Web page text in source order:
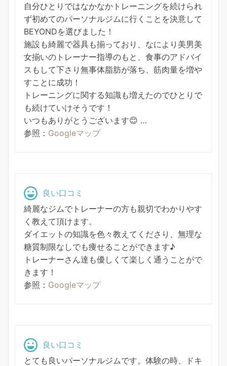
自分ひとりではなかなかトレーニングを続けられ
ず初めてのパーソナルジムに行くことを決意して
BEYONDを選びました！
施設も綺麗で器具も揃っており、なにより美男美
女揃いのトレーナー指導のもと、食事のアドバイ
スもして下さり無事体脂肪が落ち、筋肉量を増や
すことに成功！
トレーニングに関する知識も増えたのでひとりで
も続けていけそうです！
いつもありがとうございます😊 …
参照： Googleマップ
良い口コミ
綺麗なジムでトレーナーの方も親切でわかりやす
く教えて頂けます。
ダイエットの知識を色々教えてくださり、無理な
糖質制限なしでも痩せることができます♪
トレーナーさん達も優しくて楽しく通うことがで
きます！
参照： Googleマップ
良い口コミ
とても良いパーソナルジムです。体験の時、ドキ